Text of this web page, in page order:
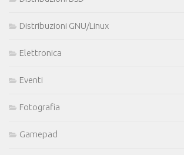
Distribuzioni GNU/Linux
Elettronica
Eventi
Fotografia
Gamepad